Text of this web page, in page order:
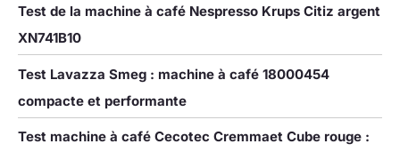
Test de la machine à café Nespresso Krups Citiz argent
XN741B10
Test Lavazza Smeg : machine à café 18000454
compacte et performante
Test machine à café Cecotec Cremmaet Cube rouge :